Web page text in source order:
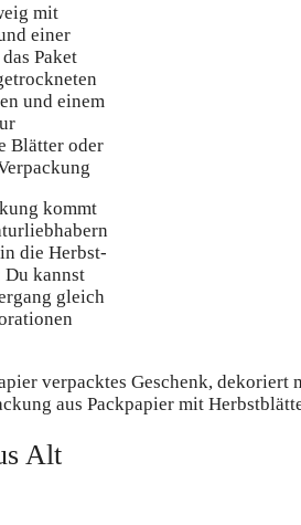
mit
einer
Paket
und einem
Blätter oder
kommt
die Herbst-
Du kannst
gleich
aus Packpapier mit
Alt